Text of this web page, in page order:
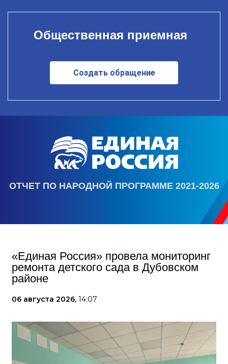
Общественная приемная
Создать обращение
ОТЧЕТ ПО НАРОДНОЙ ПРОГРАММЕ 2021-2026
«Единая Россия» провела мониторинг
ремонта детского сада в Дубовском
районе
06 августа 2026, 14:07